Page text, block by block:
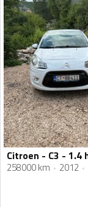
Citroen - C3 - 1.4
258000 km 2012